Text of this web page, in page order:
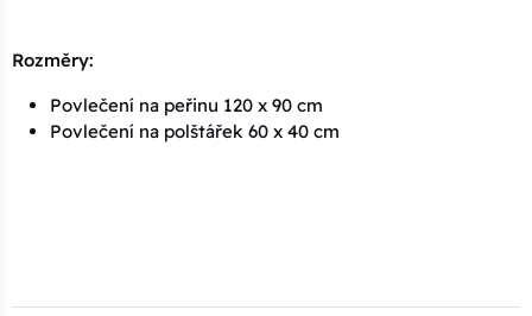
Rozměry:
Povlečení na peřinu 120 x 90 cm
Povlečení na polštářek 60 x 40 cm